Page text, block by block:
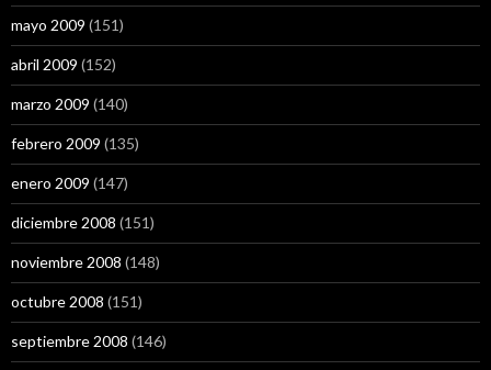
mayo 2009 (151)
abril 2009 (152)
marzo 2009 (140)
febrero 2009 (135)
enero 2009 (147)
diciembre 2008 (151)
noviembre 2008 (148)
octubre 2008 (151)
septiembre 2008 (146)